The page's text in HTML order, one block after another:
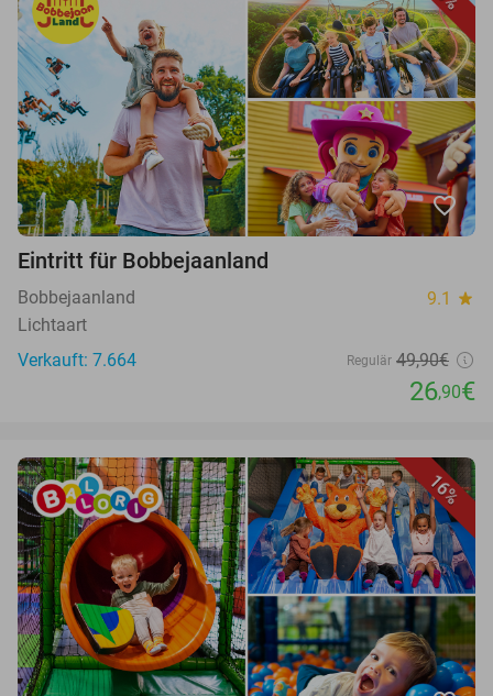
favorite_border
Eintritt für Bobbejaanland
Bobbejaanland 9.1 star
Lichtaart
Verkauft: 7.664
Regulär 49,90€
26,90€
16%